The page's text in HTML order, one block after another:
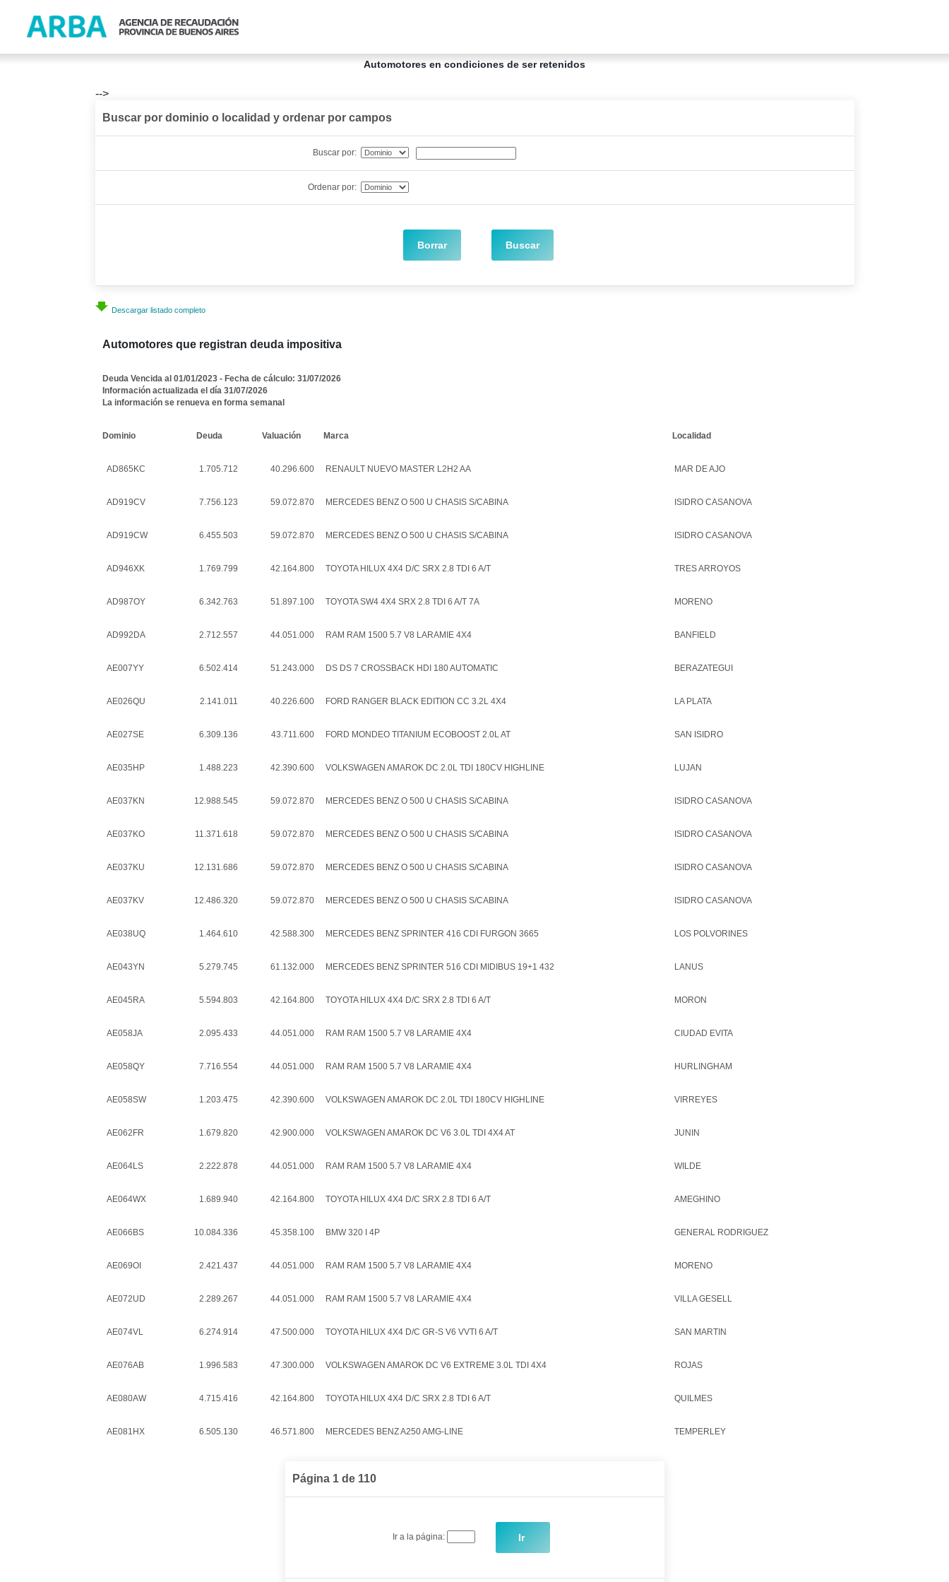
Automotores en condiciones de ser retenidos
-->
Buscar por dominio o localidad y ordenar por campos
Buscar por:
Ordenar por:
Borrar Buscar
Descargar listado completo
Automotores que registran deuda impositiva
Deuda Vencida al 01/01/2023 - Fecha de cálculo: 31/07/2026
Información actualizada el día 31/07/2026
La información se renueva en forma semanal
Dominio Deuda Valuación Marca Localidad
AD865KC 1.705.712 40.296.600 RENAULT NUEVO MASTER L2H2 AA MAR DE AJO
AD919CV 7.756.123 59.072.870 MERCEDES BENZ O 500 U CHASIS S/CABINA ISIDRO CASANOVA
AD919CW 6.455.503 59.072.870 MERCEDES BENZ O 500 U CHASIS S/CABINA ISIDRO CASANOVA
AD946XK 1.769.799 42.164.800 TOYOTA HILUX 4X4 D/C SRX 2.8 TDI 6 A/T TRES ARROYOS
AD987OY 6.342.763 51.897.100 TOYOTA SW4 4X4 SRX 2.8 TDI 6 A/T 7A MORENO
AD992DA 2.712.557 44.051.000 RAM RAM 1500 5.7 V8 LARAMIE 4X4 BANFIELD
AE007YY 6.502.414 51.243.000 DS DS 7 CROSSBACK HDI 180 AUTOMATIC BERAZATEGUI
AE026QU 2.141.011 40.226.600 FORD RANGER BLACK EDITION CC 3.2L 4X4 LA PLATA
AE027SE 6.309.136 43.711.600 FORD MONDEO TITANIUM ECOBOOST 2.0L AT SAN ISIDRO
AE035HP 1.488.223 42.390.600 VOLKSWAGEN AMAROK DC 2.0L TDI 180CV HIGHLINE LUJAN
AE037KN 12.988.545 59.072.870 MERCEDES BENZ O 500 U CHASIS S/CABINA ISIDRO CASANOVA
AE037KO 11.371.618 59.072.870 MERCEDES BENZ O 500 U CHASIS S/CABINA ISIDRO CASANOVA
AE037KU 12.131.686 59.072.870 MERCEDES BENZ O 500 U CHASIS S/CABINA ISIDRO CASANOVA
AE037KV 12.486.320 59.072.870 MERCEDES BENZ O 500 U CHASIS S/CABINA ISIDRO CASANOVA
AE038UQ 1.464.610 42.588.300 MERCEDES BENZ SPRINTER 416 CDI FURGON 3665 LOS POLVORINES
AE043YN 5.279.745 61.132.000 MERCEDES BENZ SPRINTER 516 CDI MIDIBUS 19+1 432 LANUS
AE045RA 5.594.803 42.164.800 TOYOTA HILUX 4X4 D/C SRX 2.8 TDI 6 A/T MORON
AE058JA 2.095.433 44.051.000 RAM RAM 1500 5.7 V8 LARAMIE 4X4 CIUDAD EVITA
AE058QY 7.716.554 44.051.000 RAM RAM 1500 5.7 V8 LARAMIE 4X4 HURLINGHAM
AE058SW 1.203.475 42.390.600 VOLKSWAGEN AMAROK DC 2.0L TDI 180CV HIGHLINE VIRREYES
AE062FR 1.679.820 42.900.000 VOLKSWAGEN AMAROK DC V6 3.0L TDI 4X4 AT JUNIN
AE064LS 2.222.878 44.051.000 RAM RAM 1500 5.7 V8 LARAMIE 4X4 WILDE
AE064WX 1.689.940 42.164.800 TOYOTA HILUX 4X4 D/C SRX 2.8 TDI 6 A/T AMEGHINO
AE066BS 10.084.336 45.358.100 BMW 320 I 4P GENERAL RODRIGUEZ
AE069OI 2.421.437 44.051.000 RAM RAM 1500 5.7 V8 LARAMIE 4X4 MORENO
AE072UD 2.289.267 44.051.000 RAM RAM 1500 5.7 V8 LARAMIE 4X4 VILLA GESELL
AE074VL 6.274.914 47.500.000 TOYOTA HILUX 4X4 D/C GR-S V6 VVTI 6 A/T SAN MARTIN
AE076AB 1.996.583 47.300.000 VOLKSWAGEN AMAROK DC V6 EXTREME 3.0L TDI 4X4 ROJAS
AE080AW 4.715.416 42.164.800 TOYOTA HILUX 4X4 D/C SRX 2.8 TDI 6 A/T QUILMES
AE081HX 6.505.130 46.571.800 MERCEDES BENZ A250 AMG-LINE TEMPERLEY
Página 1 de 110
Ir a la página: Ir